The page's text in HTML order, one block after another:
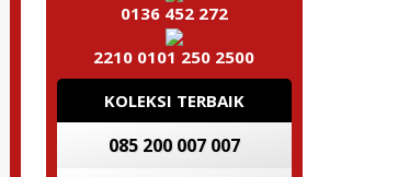
0136 452 272
2210 0101 250 2500
KOLEKSI TERBAIK
085 200 007 007